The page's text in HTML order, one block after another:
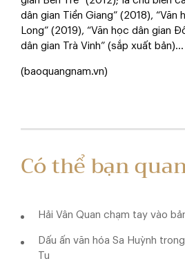
dân gian Tiền Giang” (2018), “Văn
Long” (2019), “Văn học dân gian
dân gian Trà Vinh” (sắp xuất bản)...
(baoquangnam.vn)
Có thể bạn
Hải Vân Quan chạm tay vào
Dấu ấn văn hóa Sa Huỳnh
Tu